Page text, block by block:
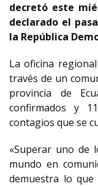
decretó este
declarado el
la República
La oficina
través de un
provincia de
confirmados y
contagios que se
«Superar uno de
mundo en
demuestra lo